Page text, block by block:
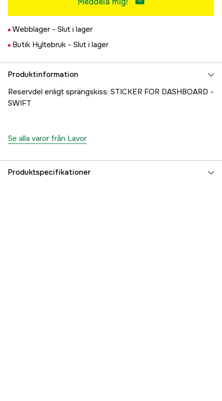
Webblager - Slut i lager
Butik Hyltebruk - Slut i lager
Produktinformation
Reservdel enligt sprängskiss: STICKER FOR DASHBOARD -
SWIFT
Se alla varor från Lavor
Produktspecifikationer